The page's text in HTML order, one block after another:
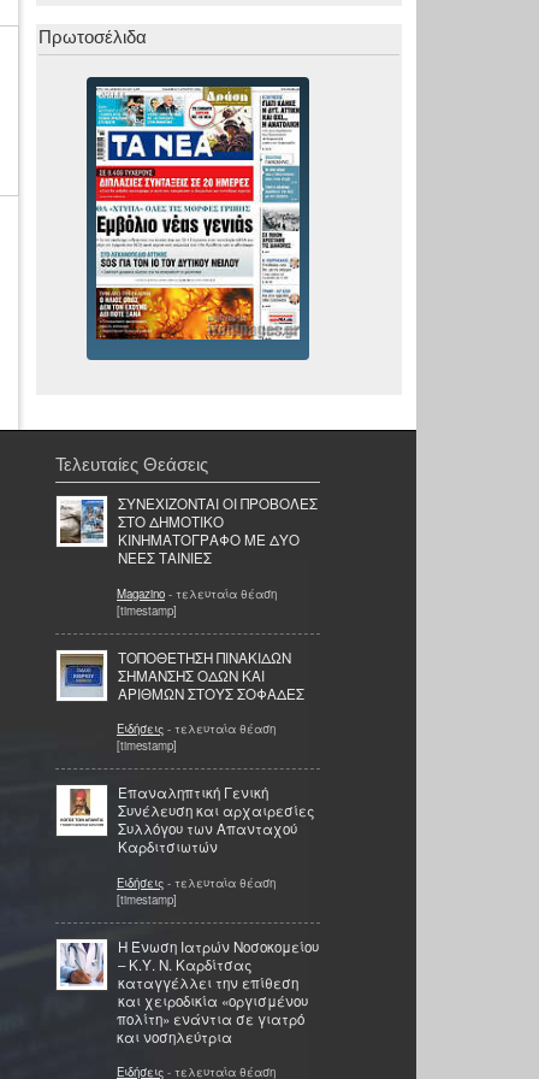
Πρωτοσέλιδα
Τελευταίες Θεάσεις
ΣΥΝΕΧΙΖΟΝΤΑΙ ΟΙ ΠΡΟΒΟΛΕΣ
ΣΤΟ ΔΗΜΟΤΙΚΟ
ΚΙΝΗΜΑΤΟΓΡΑΦΟ ΜΕ ΔΥΟ
ΝΕΕΣ ΤΑΙΝΙΕΣ
Magazino - τελευταία θέαση
[timestamp]
ΤΟΠΟΘΕΤΗΣΗ ΠΙΝΑΚΙΔΩΝ
ΣΗΜΑΝΣΗΣ ΟΔΩΝ ΚΑΙ
ΑΡΙΘΜΩΝ ΣΤΟΥΣ ΣΟΦΑΔΕΣ
Ειδήσεις - τελευταία θέαση
[timestamp]
Επαναληπτική Γενική
Συνέλευση και αρχαιρεσίες
Συλλόγου των Απανταχού
Καρδιτσιωτών
Ειδήσεις - τελευταία θέαση
[timestamp]
Η Ένωση Ιατρών Νοσοκομείου
– Κ.Υ. Ν. Καρδίτσας
καταγγέλλει την επίθεση
και χειροδικία «οργισμένου
πολίτη» ενάντια σε γιατρό
και νοσηλεύτρια
Ειδήσεις - τελευταία θέαση